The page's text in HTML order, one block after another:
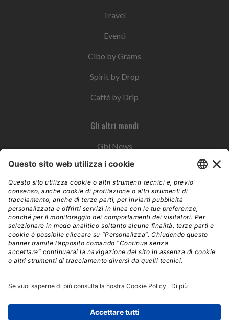
Travel
Eventi
Cibo by Grams
Spirit by Drop
Caffè by Drip
Gli altri mondi
Gbi News
Instoremag
Esplora il gruppo
Edra Edizioni
Edizioni LSWR
LSWR Group
Mixer è un prodotto del network Edra Edizioni. Direzione, amministrazione,